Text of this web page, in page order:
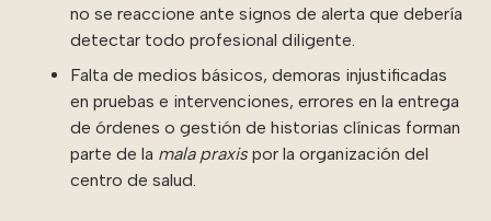
no se reaccione ante signos de alerta que debería
detectar todo profesional diligente.
Falta de medios básicos, demoras injustificadas
en pruebas e intervenciones, errores en la entrega
de órdenes o gestión de historias clínicas forman
parte de la mala praxispor la organización del
centro de salud.